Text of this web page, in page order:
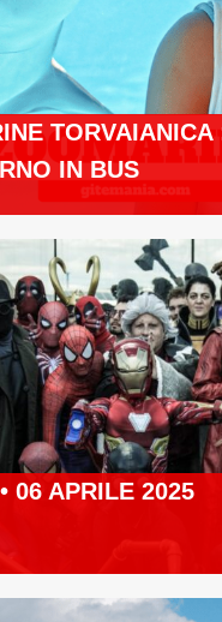
TORVAIANICA
IN BUS
06 APRILE 2025